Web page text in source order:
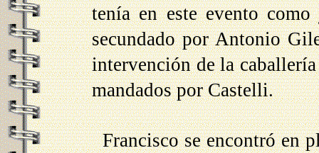
tenía en este evento
secundado por Antonio
intervención de la
mandados por Castelli.
Francisco se encontró en